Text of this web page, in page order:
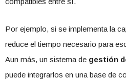
Por ejemplo, si se implementa la
reduce el tiempo necesario para
Aun más, un sistema de gestión
puede integrarlos en una base de